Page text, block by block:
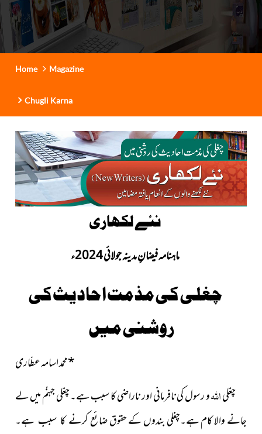
Home Magazine
Chugli Karna
نئے لکھاری
ماہنامہ فیضانِ مدینہ جولائی 2024ء
چغلی کی مذمت احادیث کی
روشنی میں
*محمد اسامہ عطّاری
چغلیاللہو رسول کی نافرمانی اور ناراضی کا سبب ہے۔ چغلی جہنّم میں لے
جانے والا کام ہے۔چغلی بندوں کے حقوق ضائعکرنے کا سبب ہے۔